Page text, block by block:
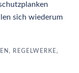
sich wiederum
, REGELWERKE,